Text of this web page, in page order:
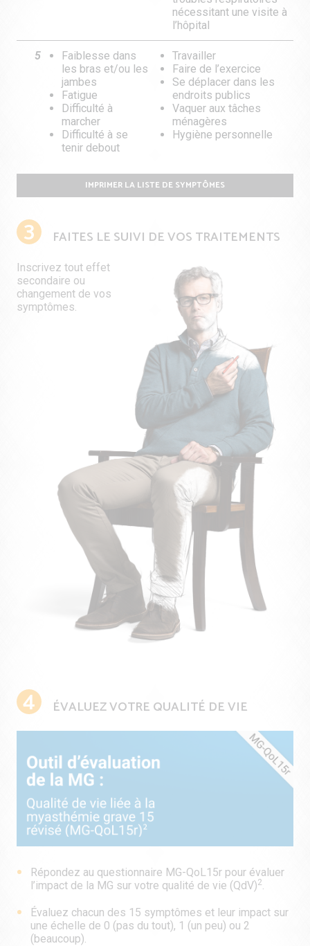
nécessitant une visite à
l’hôpital
5
Faiblesse dans
les bras et/ou les
jambes
Fatigue
Difficulté à
marcher
Difficulté à se
tenir debout
Travailler
Faire de l’exercice
Se déplacer dans les
endroits publics
Vaquer aux tâches
ménagères
Hygiène personnelle
IMPRIMER LA LISTE DE SYMPTÔMES
3 FAITES LE SUIVI DE VOS TRAITEMENTS
Inscrivez tout effet
secondaire ou
changement de vos
symptômes.
4 ÉVALUEZ VOTRE QUALITÉ DE VIE
Répondez au questionnaire MG-QoL15r pour évaluer
l’impact de la MG sur votre qualité de vie (QdV)2
Évaluez chacun des 15 symptômes et leur impact sur
une échelle de 0 (pas du tout), 1 (un peu) ou 2
(beaucoup).